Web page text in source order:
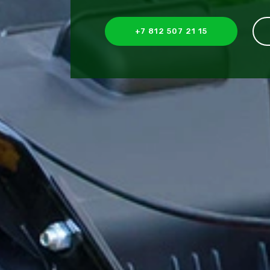
+7 812 507 21 15